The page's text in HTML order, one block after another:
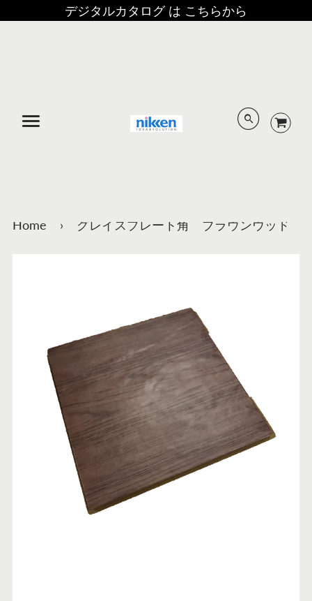
デジタルカタログ は こちらから
Home › グレイスプレート角 ブラウンウッド